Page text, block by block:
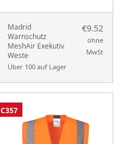
Madrid
Warnschutz
MeshAir Exekutiv
Weste
Über 100 auf Lager
€9.52
ohne
MwSt
C357